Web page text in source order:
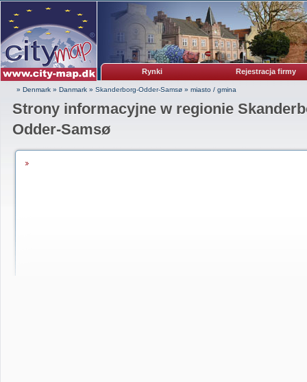
Rynki Rejestracja firmy
» Denmark » Danmark » Skanderborg-Odder-Samsø » miasto / gmina
Strony informacyjne w regionie
Odder-Samsø